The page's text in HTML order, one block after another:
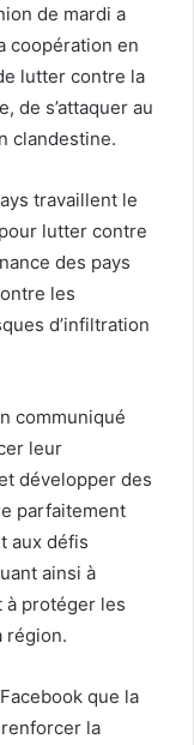
de mardi a
coopération en
lutter contre la
de s’attaquer au
clandestine.
travaillent le
lutter contre
des pays
les
d’infiltration
communiqué
leur
développer des
parfaitement
aux défis
ainsi à
à protéger les
région.
que la
la